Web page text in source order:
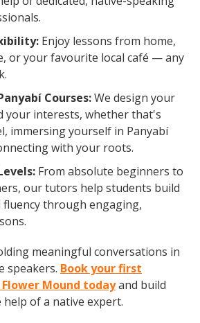
Enjoy lessons from home,
or your favourite local café — any
Courses:We design your
your interests, whether that's
immersing yourself in Panyabí
with your roots.
From absolute beginners to
our tutors help students build
fluency through engaging,
meaningful conversations in
speakers. Book your first
Mound todayand build
of a native expert.